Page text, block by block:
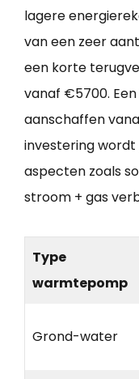
lagere
van een zeer
een korte
vanaf €5700.
aanschaffen
investering
aspecten zoals
stroom + gas
Type
warmtepomp
Grond-water